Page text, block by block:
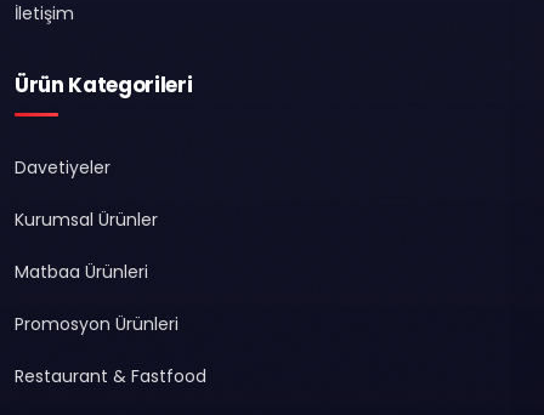
İletişim
Ürün Kategorileri
Davetiyeler
Kurumsal Ürünler
Matbaa Ürünleri
Promosyon Ürünleri
Restaurant & Fastfood